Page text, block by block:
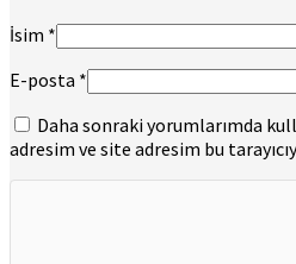
İsim *
E-posta *
Daha sonraki yorumlarımda
adresim ve site adresim bu